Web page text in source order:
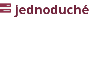
jednoduché
149 Kč